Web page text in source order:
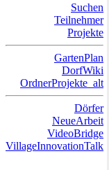
Suchen
Teilnehmer
Projekte
GartenPlan
DorfWiki
OrdnerProjekte_alt
Dörfer
NeueArbeit
VideoBridge
VillageInnovationTalk